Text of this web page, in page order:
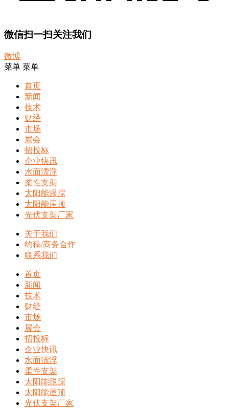
微信扫一扫关注我们
微博
菜单 菜单
首页
新闻
技术
财经
市场
展会
招投标
企业快讯
水面漂浮
柔性支架
太阳能跟踪
太阳能屋顶
光伏支架厂家
关于我们
约稿/商务合作
联系我们
首页
新闻
技术
财经
市场
展会
招投标
企业快讯
水面漂浮
柔性支架
太阳能跟踪
太阳能屋顶
光伏支架厂家